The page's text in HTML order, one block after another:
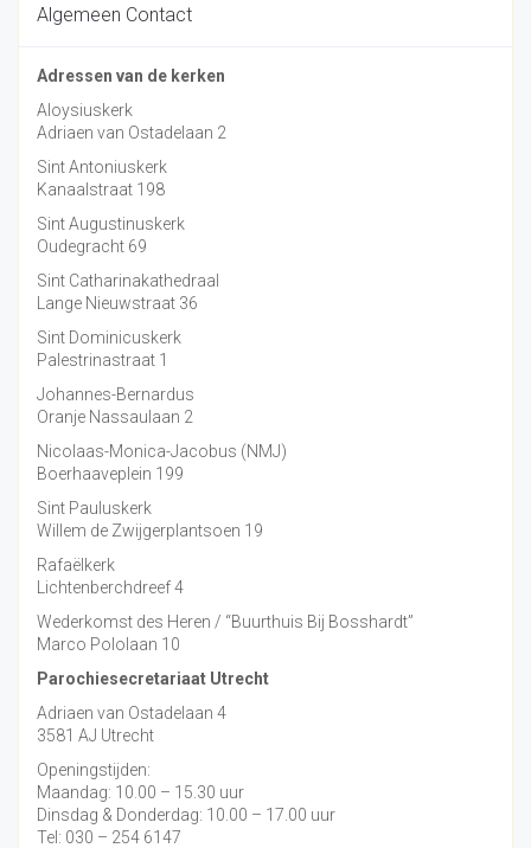
Algemeen Contact
Adressen van de kerken
Aloysiuskerk
Adriaen van Ostadelaan 2
Sint Antoniuskerk
Kanaalstraat 198
Sint Augustinuskerk
Oudegracht 69
Sint Catharinakathedraal
Lange Nieuwstraat 36
Sint Dominicuskerk
Palestrinastraat 1
Johannes-Bernardus
Oranje Nassaulaan 2
Nicolaas-Monica-Jacobus (NMJ)
Boerhaaveplein 199
Sint Pauluskerk
Willem de Zwijgerplantsoen 19
Rafaëlkerk
Lichtenberchdreef 4
Wederkomst des Heren / “Buurthuis Bij Bosshardt”
Marco Pololaan 10
Parochiesecretariaat Utrecht
Adriaen van Ostadelaan 4
3581 AJ Utrecht
Openingstijden:
Maandag: 10.00 – 15.30 uur
Dinsdag & Donderdag: 10.00 – 17.00 uur
Tel: 030 – 254 6147